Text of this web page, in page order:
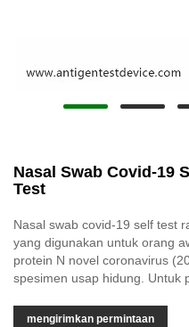
Nasal Swab Covid-19
Test
Nasal swab covid-19 self test
yang digunakan untuk orang
protein N novel coronavirus
spesimen usap hidung. Untuk
mengirimkan permintaan